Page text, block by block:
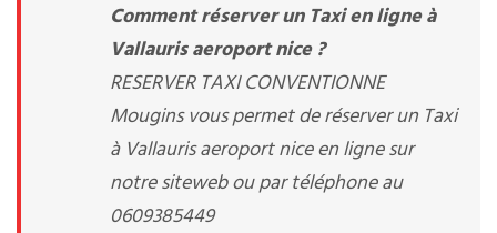
Comment réserver un Taxi en ligne à
Vallauris aeroport nice ?
RESERVER TAXI CONVENTIONNE
Mougins vous permet de réserver un Taxi
à Vallauris aeroport nice en ligne sur
notre siteweb ou par téléphone au
0609385449